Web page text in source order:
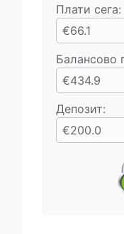
Плати сега:
€66.1
Балансово
€434.9
Депозит:
€200.0